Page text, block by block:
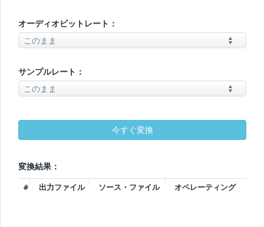
オーディオビットレート：
サンプルレート：
変換結果：
# 出力ファイル ソース・ファイル オペレーティング